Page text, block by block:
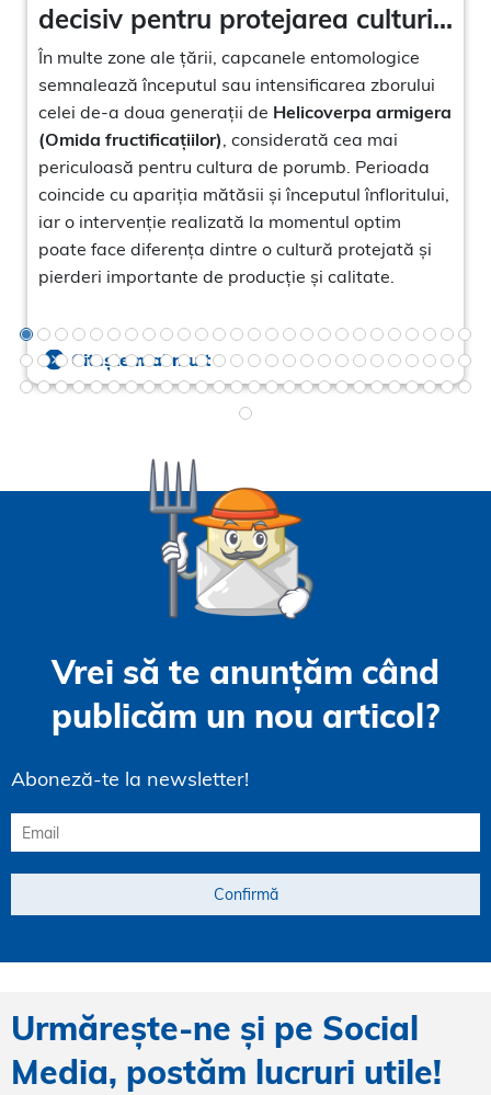
decisiv pentru protejarea culturii
de porumb
În multe zone ale țării, capcanele entomologice
semnalează începutul sau intensificarea zborului
celei de-a doua generații de Helicoverpa armigera
(Omida fructificațiilor), considerată cea mai
periculoasă pentru cultura de porumb. Perioada
coincide cu apariția mătăsii și începutul înfloritului,
iar o intervenție realizată la momentul optim
poate face diferența dintre o cultură protejată și
pierderi importante de producție și calitate.
Citește mai mult
Vrei să te anunțăm când
publicăm un nou articol?
Aboneză-te la newsletter!
Urmărește-ne și pe Social
Media, postăm lucruri utile!